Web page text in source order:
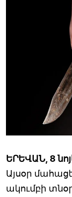
ԵՐԵՎԱՆ, 8
Այսօր
ակումբի